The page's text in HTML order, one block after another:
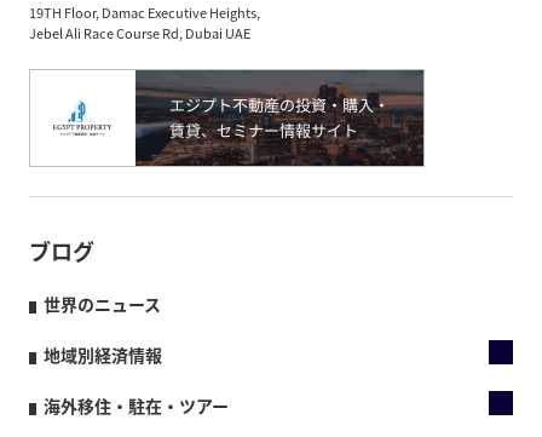
19TH Floor, Damac Executive Heights,
Jebel Ali Race Course Rd, Dubai UAE
ブログ
世界のニュース
地域別経済情報
海外移住・駐在・ツアー